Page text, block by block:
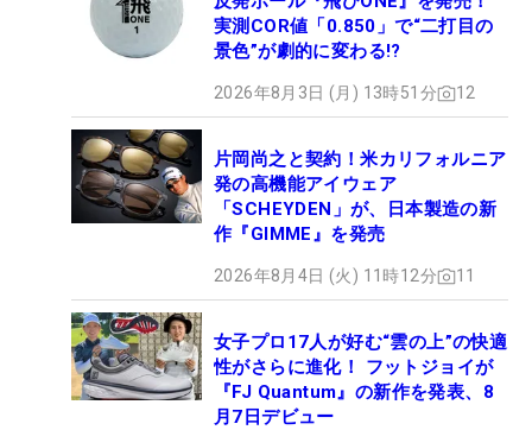
実測COR値「0.850」で“二打目の
景色”が劇的に変わる!?
2026年8月3日 (月) 13時51分 12
片岡尚之と契約！米カリフォルニア
発の高機能アイウェア
「SCHEYDEN」が、日本製造の新
作『GIMME』を発売
2026年8月4日 (火) 11時12分 11
女子プロ17人が好む“雲の上”の快適
性がさらに進化！ フットジョイが
『FJ Quantum』の新作を発表、8
月7日デビュー